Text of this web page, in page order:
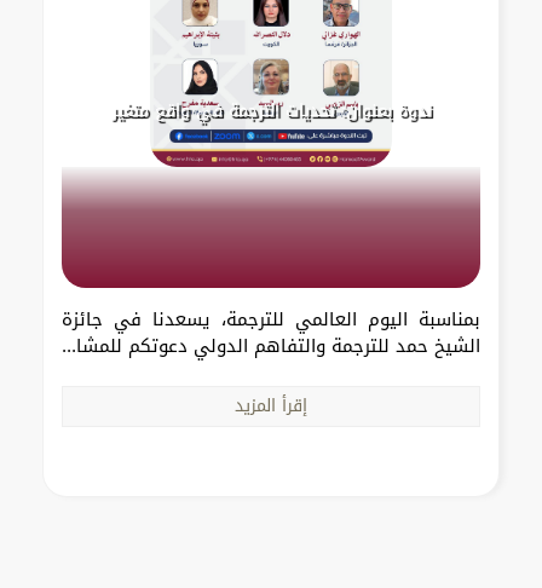
ندوة بعنوان: تحديات الترجمة في واقع متغير
بمناسبة اليوم العالمي للترجمة، يسعدنا في جائزة
الشيخ حمد للترجمة والتفاهم الدولي دعوتكم للمشا...
إقرأ المزيد